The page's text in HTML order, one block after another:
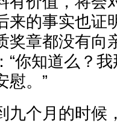
来的事实也证
奖章都没有向
“你知道么？
慰。”
个月的时候